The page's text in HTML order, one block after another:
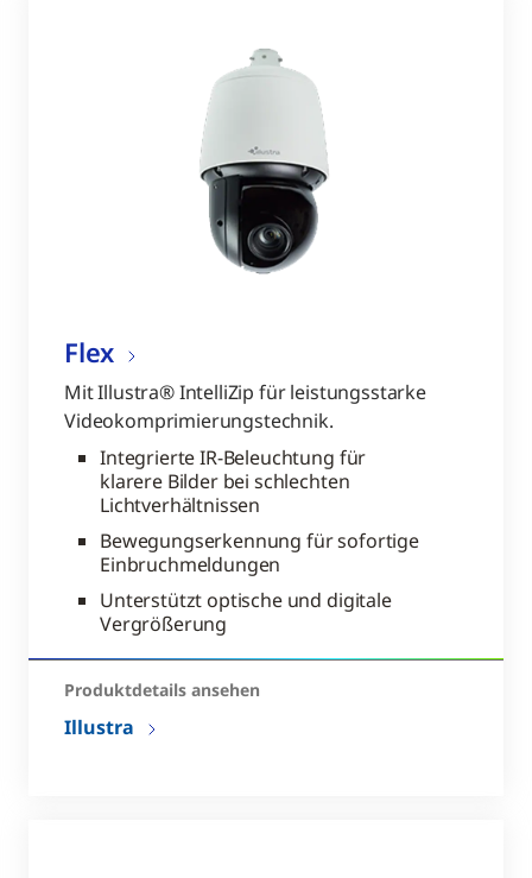
Flex
Mit Illustra® IntelliZip für leistungsstarke
Videokomprimierungstechnik.
Integrierte IR-Beleuchtung für
klarere Bilder bei schlechten
Lichtverhältnissen
Bewegungserkennung für sofortige
Einbruchmeldungen
Unterstützt optische und digitale
Vergrößerung
Produktdetails ansehen
Illustra